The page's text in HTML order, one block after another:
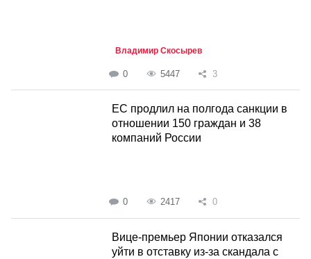
Владимир Скосырев
0 5447 3
ЕС продлил на полгода санкции в
отношении 150 граждан и 38
компаний России
0 2417 0
Вице-премьер Японии отказался
уйти в отставку из-за скандала с